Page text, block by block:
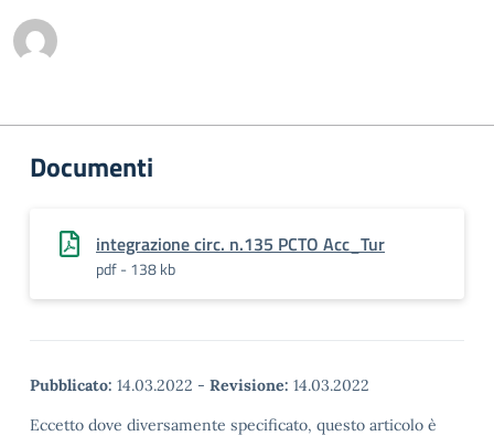
Documenti
integrazione circ. n.135 PCTO Acc_Tur
pdf - 138 kb
Pubblicato: 14.03.2022 - Revisione: 14.03.2022
Eccetto dove diversamente specificato, questo articolo è